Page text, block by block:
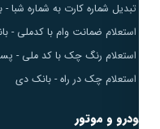
تبدیل شماره کارت به شماره شبا - با...
استعلام ضمانت وام با کدملی - بانک...
استعلام رنگ چک با کد ملی - پست
استعلام چک در راه - بانک دی
و موتور